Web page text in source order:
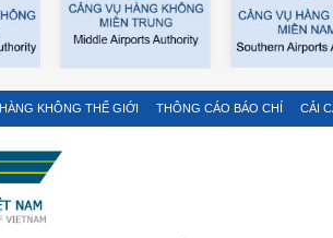
HÀNG KHÔNG THẾ GIỚI THÔNG CÁO BÁO CHÍ CẢI